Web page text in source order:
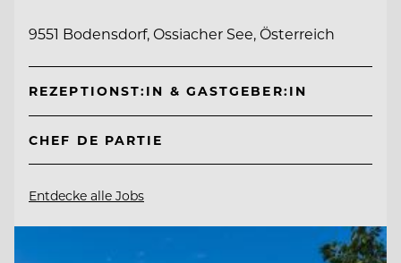
9551 Bodensdorf, Ossiacher See, Österreich
REZEPTIONST:IN & GASTGEBER:IN
CHEF DE PARTIE
Entdecke alle Jobs